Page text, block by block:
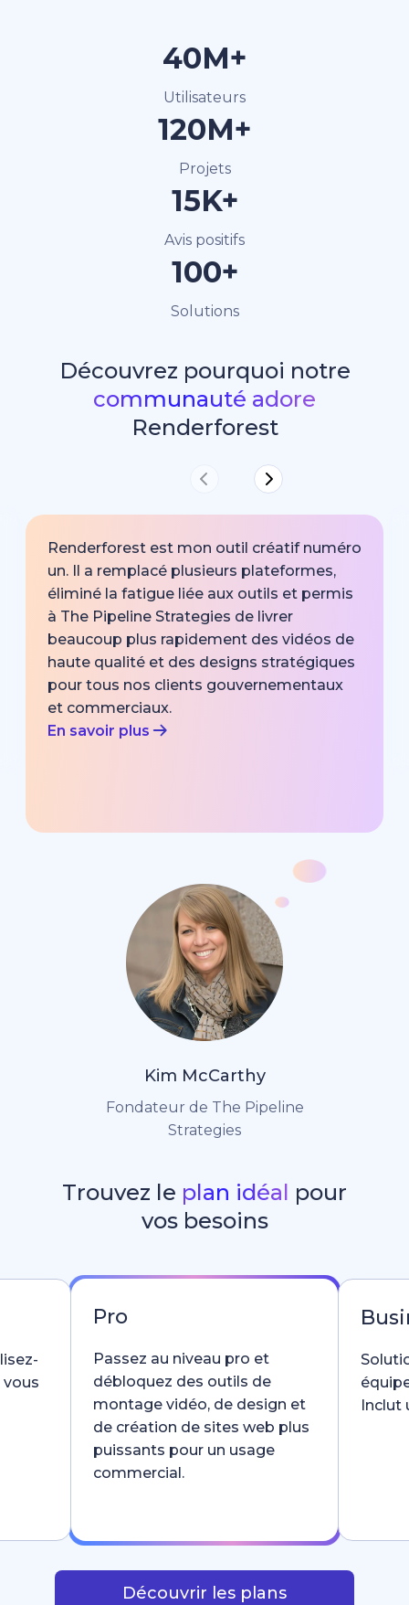
40M+
Utilisateurs
120M+
Projets
15K+
Avis positifs
100+
Solutions
Découvrez pourquoi notre
communauté adore
Renderforest
Renderforest est mon outil créatif numéro
un. Il a remplacé plusieurs plateformes,
éliminé la fatigue liée aux outils et permis
à The Pipeline Strategies de livrer
beaucoup plus rapidement des vidéos de
haute qualité et des designs stratégiques
pour tous nos clients gouvernementaux
et commerciaux.
En savoir plus
Kim McCarthy
Fondateur de The Pipeline
Strategies
Trouvez le plan idéal pour
vos besoins
Pro
Passez au niveau pro et
débloquez des outils de
montage vidéo, de design et
de création de sites web plus
puissants pour un usage
commercial.
Inclut
Découvrir les plans